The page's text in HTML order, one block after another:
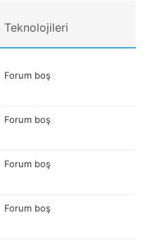
Forum boş
Forum boş
Forum boş
Forum boş